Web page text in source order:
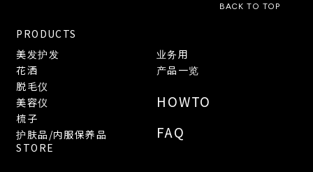
BACK TO TOP
PRODUCTS
美发护发
花洒
脱毛仪
美容仪
梳子
护肤品/内服保养品
业务用
产品一览
HOWTO
FAQ
STORE